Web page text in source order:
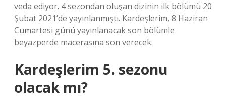
veda ediyor. 4 sezondan oluşan dizinin ilk bölümü 20
Şubat 2021’de yayınlanmıştı. Kardeşlerim, 8 Haziran
Cumartesi günü yayınlanacak son bölümle
beyazperde macerasına son verecek.
Kardeşlerim 5. sezonu
olacak mı?